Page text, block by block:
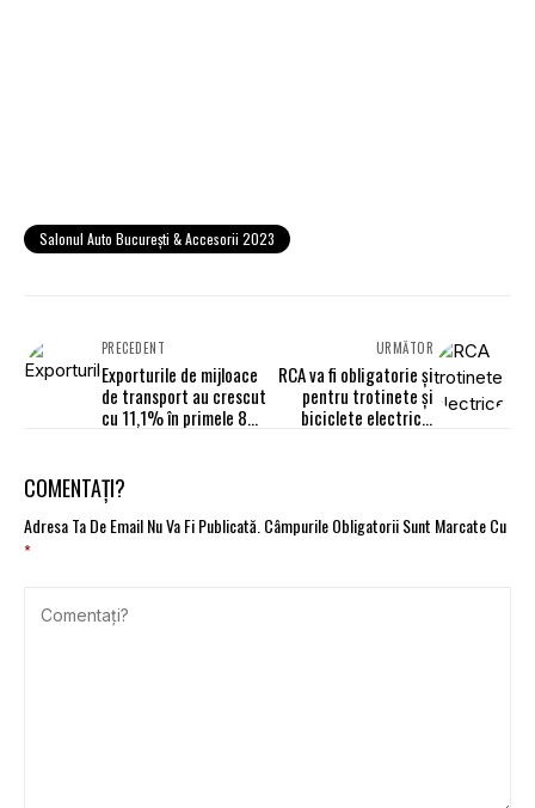
Salonul Auto Bucureşti & Accesorii 2023
PRECEDENT
Exporturile de mijloace
de transport au crescut
cu 11,1% în primele 8
URMĂTOR
RCA va fi obligatorie și
pentru trotinete și
biciclete electrice.
COMENTAȚI?
Adresa Ta De Email Nu Va Fi Publicată.Câmpurile Obligatorii Sunt Marcate Cu
*